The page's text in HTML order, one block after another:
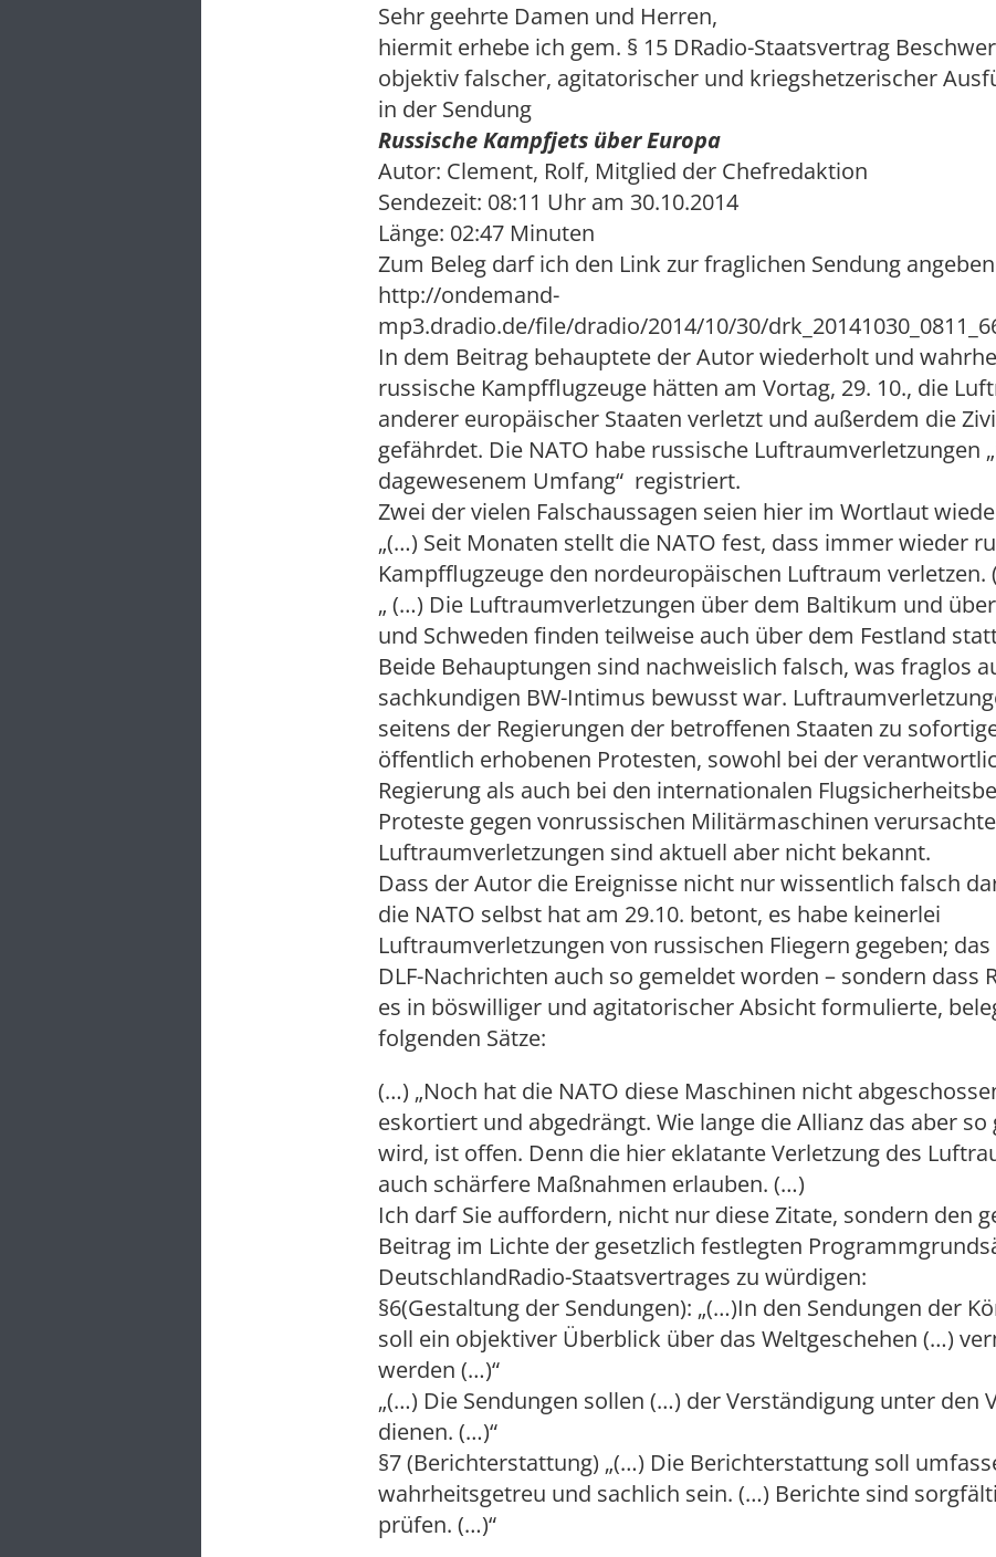
Sehr geehrte Damen und Herren,
hiermit erhebe ich gem. § 15 DRadio-Staatsvertrag
objektiv falscher, agitatorischer und kriegshetzerischer
in der Sendung
Russische Kampfjets über Europa
Autor: Clement, Rolf, Mitglied der Chefredaktion
Sendezeit: 08:11 Uhr am 30.10.2014
Länge: 02:47 Minuten
Zum Beleg darf ich den Link zur fraglichen Sendung angeben
http://ondemand-
mp3.dradio.de/file/dradio/2014/10/30/
In dem Beitrag behauptete der Autor wiederholt und
russische Kampfflugzeuge hätten am Vortag, 29. 10., die
anderer europäischer Staaten verletzt und außerdem die
gefährdet. Die NATO habe russische Luftraumverletzungen
dagewesenem Umfang“ registriert.
Zwei der vielen Falschaussagen seien hier im Wortlaut
„(…) Seit Monaten stellt die NATO fest, dass immer wieder
Kampfflugzeuge den nordeuropäischen Luftraum verletzen.
„ (…) Die Luftraumverletzungen über dem Baltikum und
und Schweden finden teilweise auch über dem Festland
Beide Behauptungen sind nachweislich falsch, was fraglos
sachkundigen BW-Intimus bewusst war.
seitens der Regierungen der betroffenen Staaten zu
öffentlich erhobenen Protesten, sowohl bei der
Regierung als auch bei den internationalen
Proteste gegen vonrussischen Militärmaschinen verursachte
Luftraumverletzungen sind aktuell aber nicht bekannt.
Dass der Autor die Ereignisse nicht nur wissentlich falsch
die NATO selbst hat am 29.10. betont, es habe keinerlei
Luftraumverletzungen von russischen Fliegern gegeben;
DLF-Nachrichten auch so gemeldet worden – sondern dass
es in böswilliger und agitatorischer Absicht formulierte,
folgenden Sätze:
(…) „Noch hat die NATO diese Maschinen nicht
eskortiert und abgedrängt. Wie lange die Allianz das aber so
wird, ist offen. Denn die hier eklatante Verletzung des
auch schärfere Maßnahmen erlauben. (…)
Ich darf Sie auffordern, nicht nur diese Zitate, sondern den
Beitrag im Lichte der gesetzlich festlegten
DeutschlandRadio-Staatsvertrages zu würdigen:
§6(Gestaltung der Sendungen): „(…)In den Sendungen der
soll ein objektiver Überblick über das Weltgeschehen (…)
werden (…)“
„(…) Die Sendungen sollen (…) der Verständigung unter den
dienen. (…)“
§7 (Berichterstattung) „(…) Die Berichterstattung soll
wahrheitsgetreu und sachlich sein. (…) Berichte sind
prüfen. (…)“